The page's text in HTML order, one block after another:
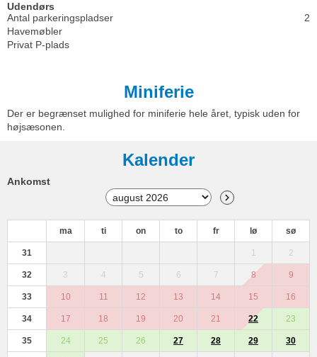
Udendørs
Antal parkeringspladser
2
Havemøbler
Privat P-plads
Miniferie
Der er begrænset mulighed for miniferie hele året, typisk uden for
højsæsonen.
Kalender
Ankomst
ma ti on to fr lø sø
31 1 2
32 3 4 5 6 7 8 9
33 10 11 12 13 14 15 16
34 17 18 19 20 21 22 23
35 24 25 26 27 28 29 30